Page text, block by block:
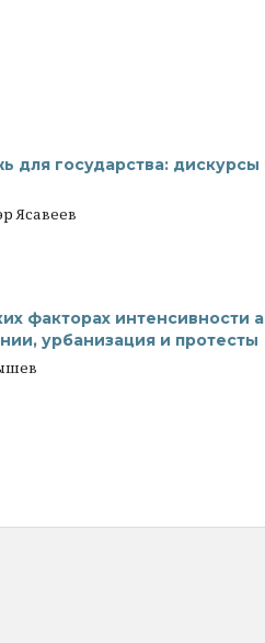
для государства:
Ясавеев
факторах интенсивности
урбанизация и протесты